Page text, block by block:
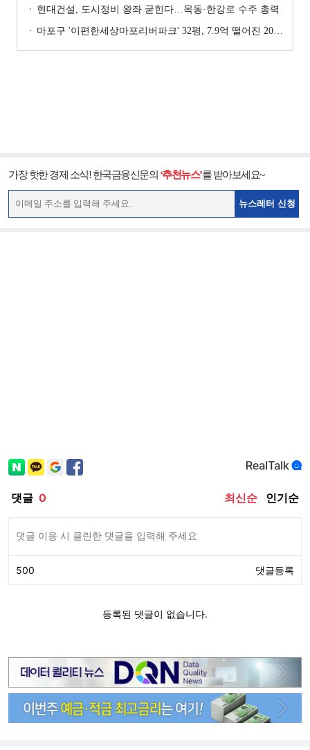
현대건설, 도시정비 왕좌 굳힌다…목동·한강로 수주 총력
마포구 '이편한세상마포리버파크' 32평, 7.9억 떨어진 20.4억원에 거래 [일일 하락가]
가장 핫한 경제 소식! 한국금융신문의 ‘추천뉴스’를 받아보세요~
뉴스레터 신청